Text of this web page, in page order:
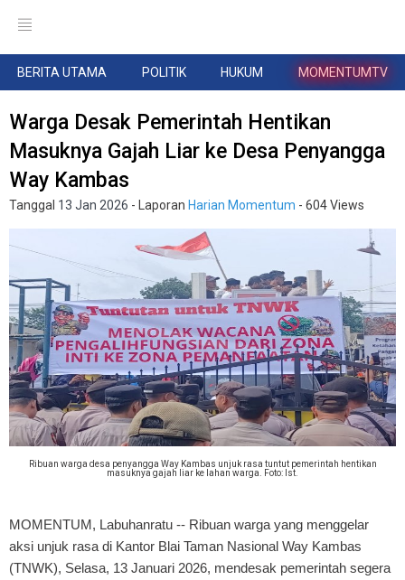
BERITA UTAMA POLITIK HUKUM MOMENTUMTV
Warga Desak Pemerintah Hentikan
Masuknya Gajah Liar ke Desa Penyangga
Way Kambas
Tanggal 13 Jan 2026 - Laporan Harian Momentum - 604 Views
Ribuan warga desa penyangga Way Kambas unjuk rasa tuntut pemerintah hentikan
masuknya gajah liar ke lahan warga. Foto: Ist.
MOMENTUM, Labuhanratu -- Ribuan warga yang menggelar
aksi unjuk rasa di Kantor Blai Taman Nasional Way Kambas
(TNWK), Selasa, 13 Januari 2026, mendesak pemerintah segera